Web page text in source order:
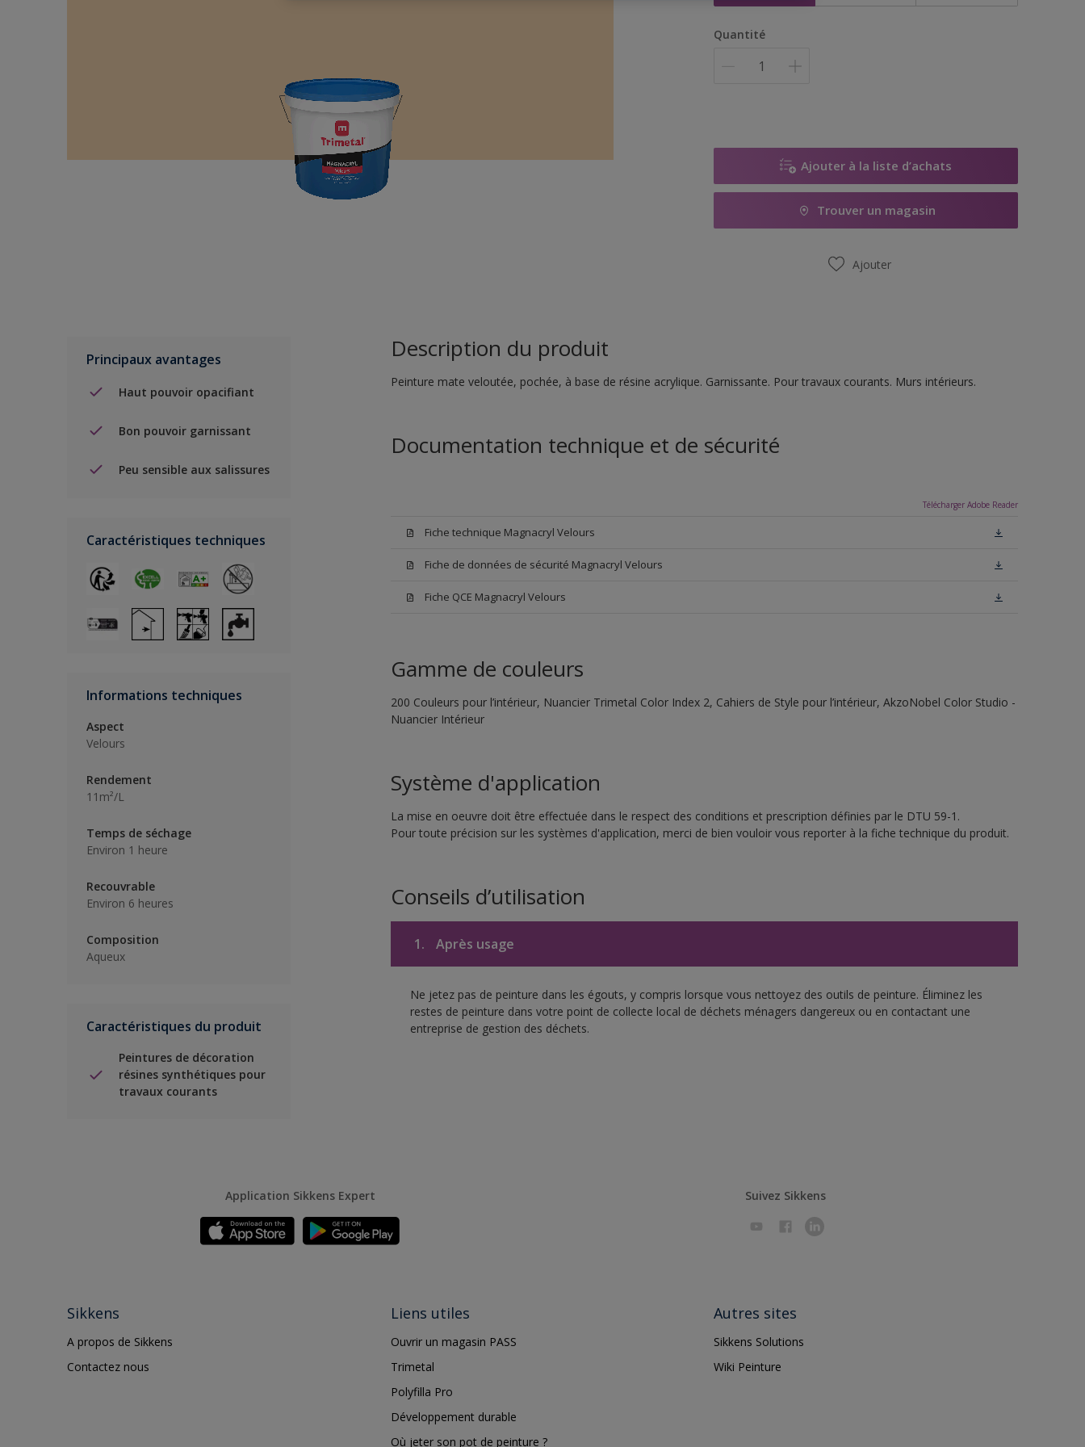
Quantité
Ajouter à la liste d’achats
Trouver un magasin
Ajouter
Principaux avantages
Haut pouvoir opacifiant
Bon pouvoir garnissant
Peu sensible aux salissures
Caractéristiques techniques
Informations techniques
Aspect
Velours
Rendement
11m²/L
Temps de séchage
Environ 1 heure
Recouvrable
Environ 6 heures
Composition
Aqueux
Caractéristiques du produit
Peintures de décoration
résines synthétiques pour
travaux courants
Description du produit
Peinture mate veloutée, pochée, à base de résine acrylique. Garnissante. Pour travaux courants. Murs intérieurs.
Documentation technique et de sécurité
Télécharger Adobe Reader
Fiche technique Magnacryl Velours
Fiche de données de sécurité Magnacryl Velours
Fiche QCE Magnacryl Velours
Gamme de couleurs
200 Couleurs pour l’intérieur, Nuancier Trimetal Color Index 2, Cahiers de Style pour l’intérieur, AkzoNobel Color Studio -
Nuancier Intérieur
Système d'application
La mise en oeuvre doit être effectuée dans le respect des conditions et prescription définies par le DTU 59-1.
Pour toute précision sur les systèmes d'application, merci de bien vouloir vous reporter à la fiche technique du produit.
Conseils d’utilisation
1. Après usage
Ne jetez pas de peinture dans les égouts, y compris lorsque vous nettoyez des outils de peinture. Éliminez les
restes de peinture dans votre point de collecte local de déchets ménagers dangereux ou en contactant une
entreprise de gestion des déchets.
Application Sikkens Expert Suivez Sikkens
Sikkens
A propos de Sikkens
Contactez nous
Liens utiles
Ouvrir un magasin PASS
Trimetal
Polyfilla Pro
Développement durable
Où jeter son pot de peinture ?
Autres sites
Sikkens Solutions
Wiki Peinture